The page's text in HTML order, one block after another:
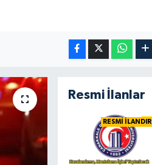
Resmi İlanlar
RESMİ İLANDIR